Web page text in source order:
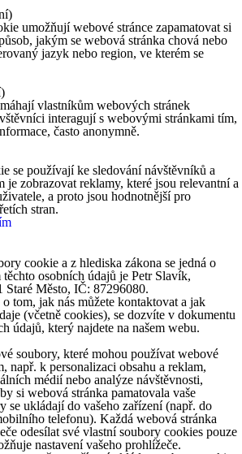
umožňují webové stránce zapamatovat si
jakým se webová stránka chová nebo
jazyk nebo region, ve kterém se
vlastníkům webových stránek
interagují s webovými stránkami tím,
často anonymně.
se používají ke sledování návštěvníků a
je zobrazovat reklamy, které jsou relevantní a
a proto jsou hodnotnější pro
stran.
cookie a z hlediska zákona se jedná o
osobních údajů je Petr Slavík,
Město, IČ: 87296080.
tom, jak nás můžete kontaktovat a jak
(včetně cookies), se dozvíte v dokumentu
údajů, který najdete na našem webu.
soubory, které mohou používat webové
např. k personalizaci obsahu a reklam,
médií nebo analýze návštěvnosti,
si webová stránka pamatovala vaše
se ukládají do vašeho zařízení (např. do
telefonu). Každá webová stránka
odesílat své vlastní soubory cookies pouze
nastavení vašeho prohlížeče.